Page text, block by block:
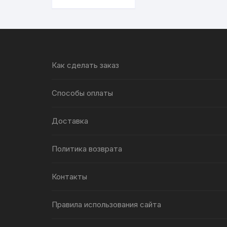
аромалампы, 9
Как сделать заказ
Способы оплаты
Доставка
Политика возврата
Контакты
Правила использования сайта